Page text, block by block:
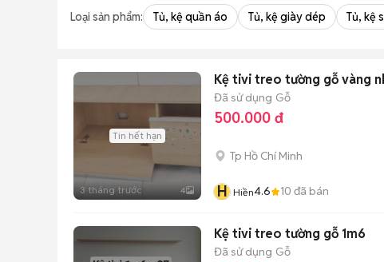
Loại sản phẩm: Tủ, kệ quần áo Tủ, kệ giày dép Tủ, kệ
Tin hết hạn
3 tháng trước 4
Kệ tivi treo tường gỗ vàng
Đã sử dụng Gỗ
500.000 đ
Tp Hồ Chí Minh
H Hiền4.6 10 đã bán
Kệ tivi treo tường gỗ 1m6
Đã sử dụng Gỗ